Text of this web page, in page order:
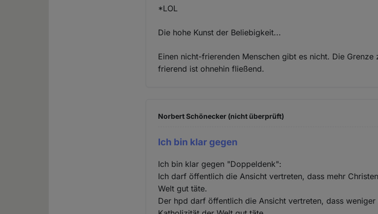
*LOL
Die hohe Kunst der Beliebigkeit...
Einen nicht-frierenden Menschen gibt es nicht. Die
frierend ist ohnehin fließend.
Norbert Schönecker (nicht überprüft)
Ich bin klar gegen
Ich bin klar gegen "Doppeldenk":
Ich darf öffentlich die Ansicht vertreten, dass mehr
Welt gut täte.
Der hpd darf öffentlich die Ansicht vertreten, dass